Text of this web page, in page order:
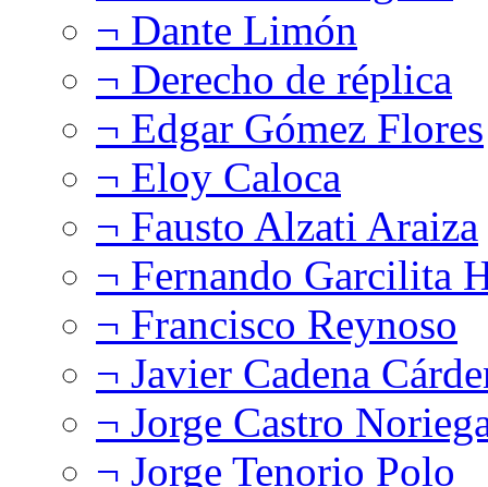
¬ Dante Limón
¬ Derecho de réplica
¬ Edgar Gómez Flores
¬ Eloy Caloca
¬ Fausto Alzati Araiza
¬ Fernando Garcilita
¬ Francisco Reynoso
¬ Javier Cadena
¬ Jorge Castro
¬ Jorge Tenorio Polo